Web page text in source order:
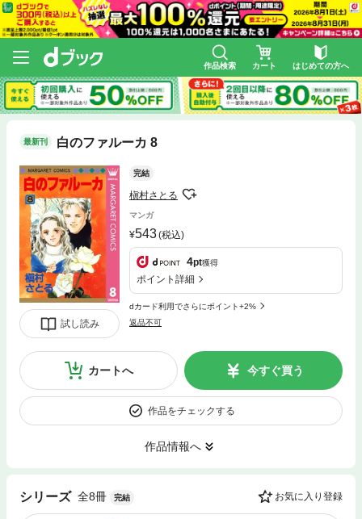
作品検索 カート はじめての方へ
最新刊 白のファルーカ 8
試し読み
完結
槇村さとる
マンガ
543(税込)
4pt獲得
ポイント詳細
dカード利用でさらにポイント+2%
返品不可
カートへ 今すぐ買う
作品をチェックする
作品情報へ
シリーズ 全8冊 完結 お気に入り登録